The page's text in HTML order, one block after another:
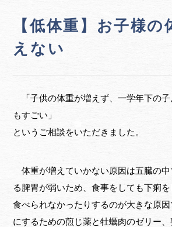
【低体重】お子様の
えない
「子供の体重が増えず、一学年下の
もすごい」
というご相談をいただきました。
体重が増えていかない原因は五臓の
る脾胃が弱いため、食事をしても下痢を
食べられなかったりするのが大きな原
にするための煎じ薬と牡蠣肉のゼリー